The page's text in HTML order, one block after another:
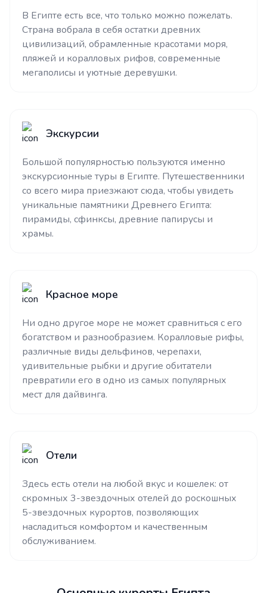
В Египте есть все, что только можно пожелать.
Страна вобрала в себя остатки древних
цивилизаций, обрамленные красотами моря,
пляжей и коралловых рифов, современные
мегаполисы и уютные деревушки.
Экскурсии
Большой популярностью пользуются именно
экскурсионные туры в Египте. Путешественники
со всего мира приезжают сюда, чтобы увидеть
уникальные памятники Древнего Египта:
пирамиды, сфинксы, древние папирусы и
храмы.
Красное море
Ни одно другое море не может сравниться с его
богатством и разнообразием. Коралловые рифы,
различные виды дельфинов, черепахи,
удивительные рыбки и другие обитатели
превратили его в одно из самых популярных
мест для дайвинга.
Отели
Здесь есть отели на любой вкус и кошелек: от
скромных 3-звездочных отелей до роскошных
5-звездочных курортов, позволяющих
насладиться комфортом и качественным
обслуживанием.